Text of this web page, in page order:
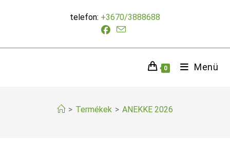
telefon: +3670/3888688
0 Menü
> Termékek > ANEKKE 2026